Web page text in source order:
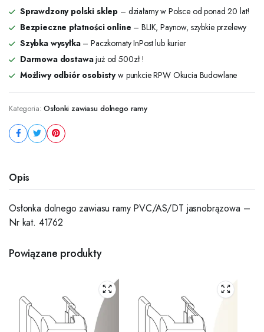
-
ilość
Sprawdzony polski sklep – działamy w Polsce od ponad 20 lat!
Bezpieczne płatności online – BLIK, Paynow, szybkie przelewy
Szybka wysyłka– Paczkomaty InPost lub kurier
Darmowa dostawajuż od 500zł !
Możliwy odbiór osobistyw punkcie RPW Okucia Budowlane
Kategoria: Osłonki zawiasu dolnego ramy
Opis
Osłonka dolnego zawiasu ramy PVC/AS/DT jasnobrązowa –
Nr kat. 41762
Powiązane produkty